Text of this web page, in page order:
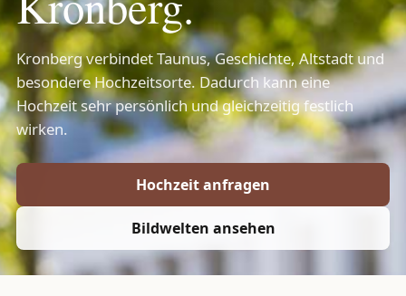
Kronberg verbindet Taunus, Geschichte, Altstadt und
besondere Hochzeitsorte. Dadurch kann eine
Hochzeit sehr persönlich und gleichzeitig festlich
wirken.
Hochzeit anfragen
Bildwelten ansehen